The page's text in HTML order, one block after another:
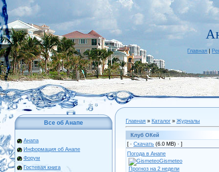
Главная|
Все об Анапе
Анапа
Информация об Анапе
Форум
Гостевая книга
Главная » Каталог » Журналы
Клуб ОКей
[ · Скачать (6.0 МВ) · ]
Погода в Анапе
Gismeteo
Прогноз на 2 недели